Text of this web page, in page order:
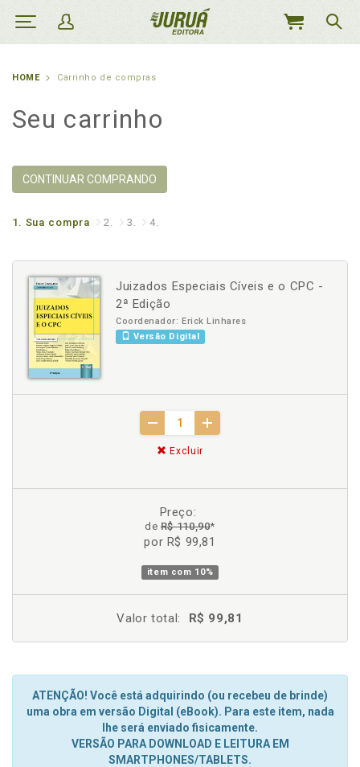
MEU
HOME Carrinho de compras
Seu carrinho
CONTINUAR COMPRANDO
1. Sua compra 2. 3. 4.
Juizados Especiais Cíveis e o CPC -
2ª Edição
Coordenador: Erick Linhares
Versão Digital
Excluir
Preço:
deR$ 110,90*
por R$ 99,81
item com 10%
Valor total: R$ 99,81
ATENÇÃO! Você está adquirindo (ou recebeu de brinde)
uma obra em versão Digital (eBook). Para este item, nada
lhe será enviado fisicamente.
VERSÃO PARA DOWNLOAD E LEITURA EM
SMARTPHONES/TABLETS.